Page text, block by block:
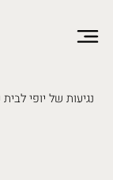
נגיעות של יופי